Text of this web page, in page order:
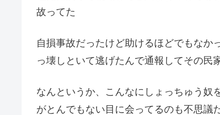
故ってた
自損事故だったけど助けるほどでもな
っ壊しといて逃げたんで通報してその民
なんというか、こんなにしょっちゅう奴
がとんでもない目に会ってるのも不思議